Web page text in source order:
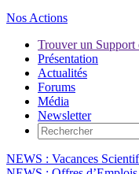
Nos Actions
Trouver un Support
Présentation
Actualités
Forums
Média
Newsletter
NEWS : Vacances